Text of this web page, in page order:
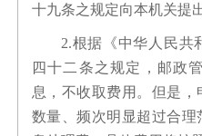
十九条之规定向本机关提
2.根据《中华人民共
四十二条之规定，邮政
息，不收取费用。但是
数量、频次明显超过合